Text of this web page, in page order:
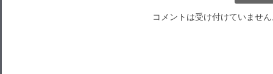
コメントは受け付けていませ